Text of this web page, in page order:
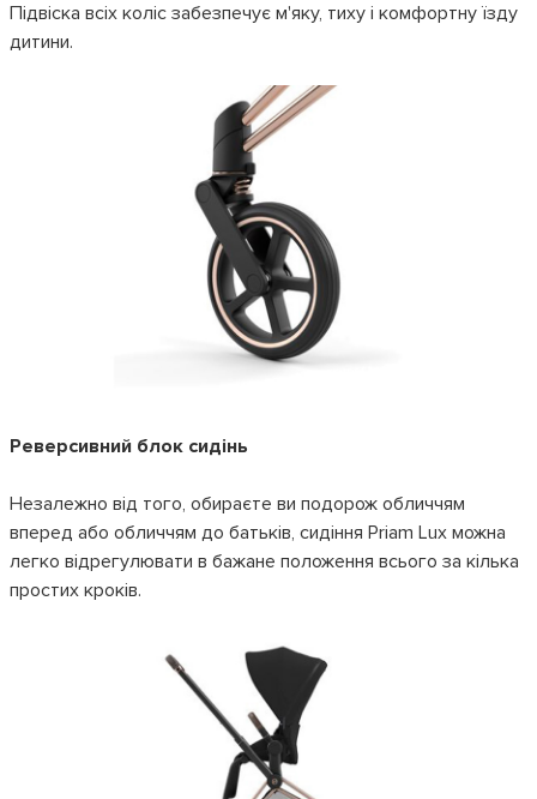
Підвіска всіх коліс забезпечує м'яку, тиху і комфортну їзду
дитини.
Реверсивний блок сидінь
Незалежно від того, обираєте ви подорож обличчям
вперед або обличчям до батьків, сидіння Priam Lux можна
легко відрегулювати в бажане положення всього за кілька
простих кроків.